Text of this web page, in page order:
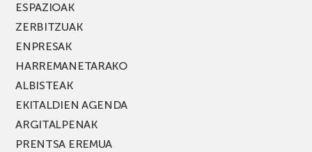
ESPAZIOAK
ZERBITZUAK
ENPRESAK
HARREMANETARAKO
ALBISTEAK
EKITALDIEN AGENDA
ARGITALPENAK
PRENTSA EREMUA